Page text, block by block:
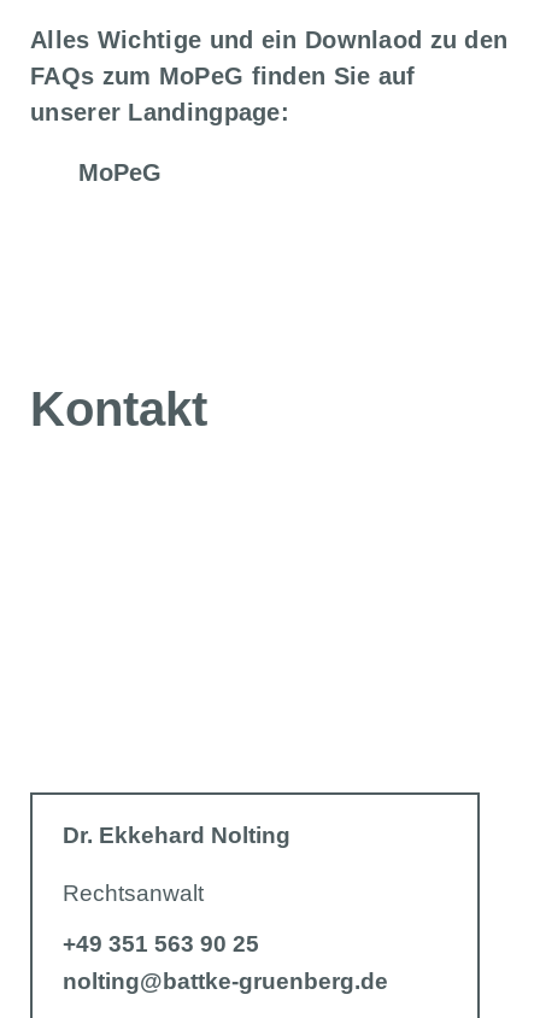
Alles Wichtige und ein Downlaod zu den
FAQs zum MoPeG finden Sie auf
unserer Landingpage:
MoPeG
Kontakt
Dr. Ekkehard Nolting
Rechtsanwalt
+49 351 563 90 25
nolting@battke-gruenberg.de